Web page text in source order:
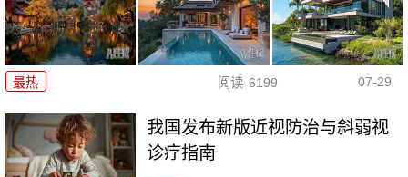
最热 阅读 6199 07-29
我国发布新版近视防治与斜弱视
诊疗指南